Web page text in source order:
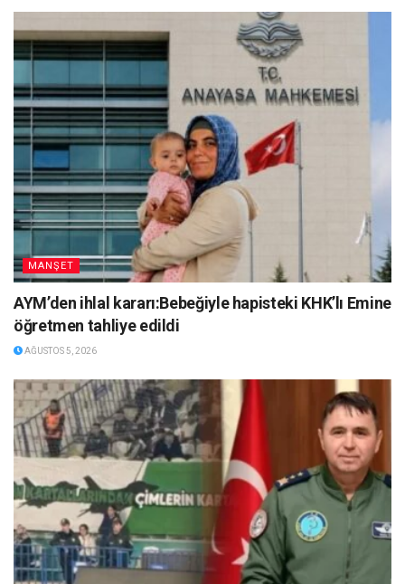
MANŞET
AYM’den ihlal kararı:Bebeğiyle hapisteki KHK’lı Emine
öğretmen tahliye edildi
AĞUSTOS 5, 2026